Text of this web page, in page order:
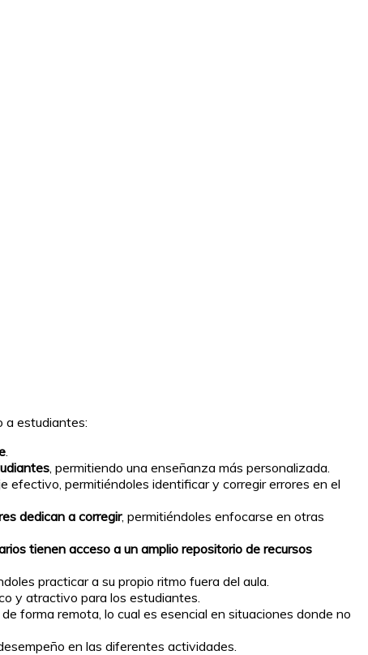
a estudiantes:
, permitiendo una enseñanza más personalizada.
efectivo, permitiéndoles identificar y corregir errores en el
dedican a corregir, permitiéndoles enfocarse en otras
tienen acceso a un amplio repositorio de recursos
practicar a su propio ritmo fuera del aula.
y atractivo para los estudiantes.
forma remota, lo cual es esencial en situaciones donde no
en las diferentes actividades.